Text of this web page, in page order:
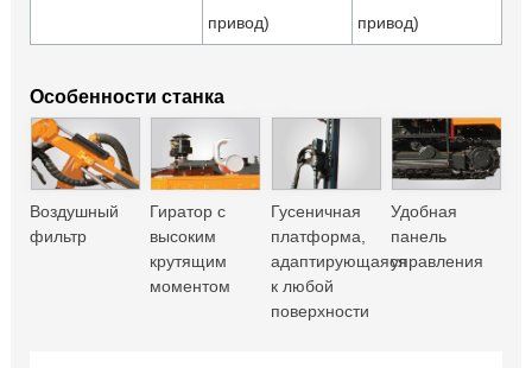
привод)
привод)
Особенности станка
Воздушный
фильтр
Гиратор с
высоким
крутящим
моментом
Гусеничная
платформа,
адаптирующаяся
к любой
поверхности
Удобная
панель
управления